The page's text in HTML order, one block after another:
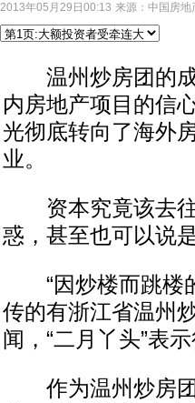
2013年05月29日00:13 来源： 中国房地
温州炒房团的成
内房地产项目的信
光彻底转向了海外
业。
资本究竟该去往
惑，甚至也可以说
“因炒楼而跳楼的
传的有浙江省温州
闻，“二月丫头”表示
作为温州炒房团